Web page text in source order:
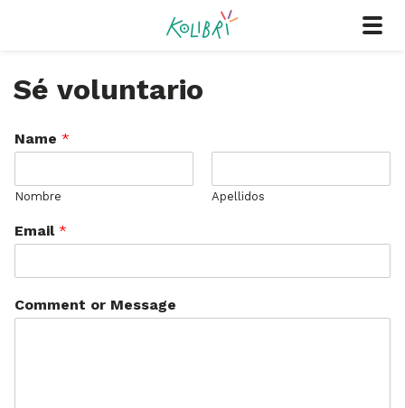
Sé voluntario
Name *
Nombre Apellidos
Email *
Comment or Message